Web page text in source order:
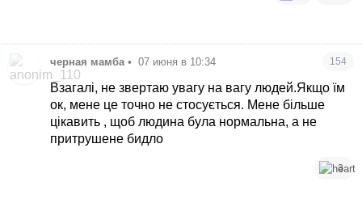
черная мамба • 07 июня в 10:34 154
Взагалі, не звертаю увагу на вагу людей.Якщо їм
ок, мене це точно не стосується. Мене більше
цікавить , щоб людина була нормальна, а не
притрушене бидло
3